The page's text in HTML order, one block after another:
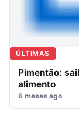
ÚLTIMAS
Pimentão:
alimento
6 meses ago